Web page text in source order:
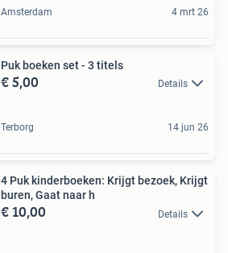
Amsterdam 4 mrt 26
Puk boeken set - 3 titels
€ 5,00 Details
Terborg 14 jun 26
4 Puk kinderboeken: Krijgt bezoek, Krijgt
buren, Gaat naar h
€ 10,00 Details